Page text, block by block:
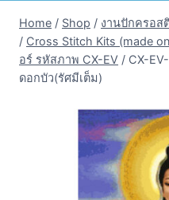
Home / Shop / งานปักครอส
/ Cross Stitch Kits (made
อร์ รหัสภาพ CX-EV / CX-
ดอกบัว(รัศมีเต็ม)